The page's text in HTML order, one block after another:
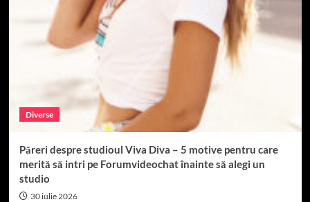
Diverse
Păreri despre studioul Viva Diva – 5 motive pentru care
merită să intri pe Forumvideochat înainte să alegi un
studio
30 iulie 2026